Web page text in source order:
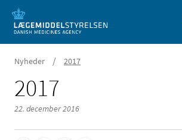
Nyheder / 2017
2017
22. december 2016